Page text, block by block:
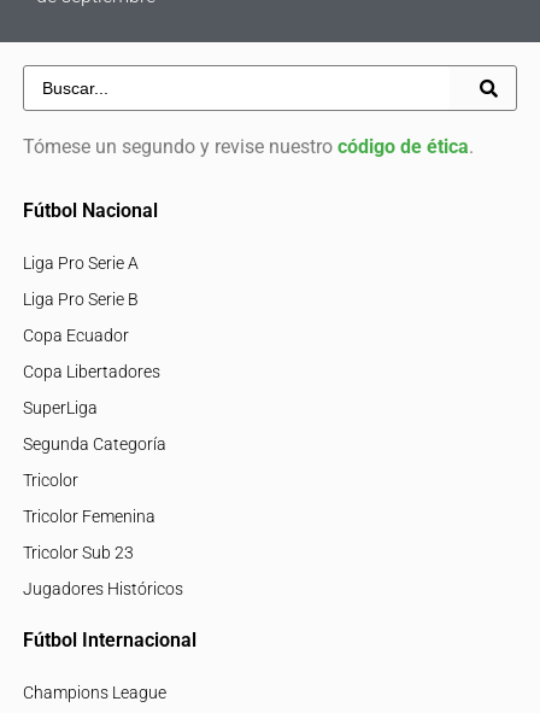
Tómese un segundo y revise nuestro código de ética.
Fútbol Nacional
Liga Pro Serie A
Liga Pro Serie B
Copa Ecuador
Copa Libertadores
SuperLiga
Segunda Categoría
Tricolor
Tricolor Femenina
Tricolor Sub 23
Jugadores Históricos
Fútbol Internacional
Champions League